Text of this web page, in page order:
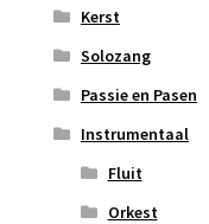
Kerst
Solozang
Passie en Pasen
Instrumentaal
Fluit
Orkest